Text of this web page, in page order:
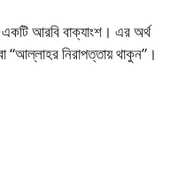
নিরাপত্তায় থাকুন”।